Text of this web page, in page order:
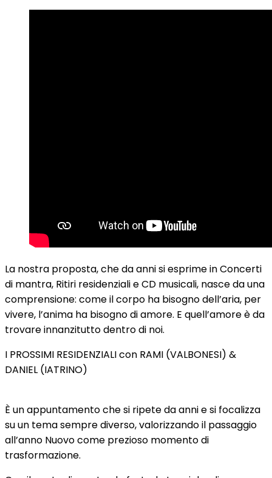
La nostra proposta, che da anni si esprime in Concerti
di mantra, Ritiri residenziali e CD musicali, nasce da una
comprensione: come il corpo ha bisogno dell’aria, per
vivere, l’anima ha bisogno di amore. E quell’amore è da
trovare innanzitutto dentro di noi.
I PROSSIMI RESIDENZIALI con RAMI (VALBONESI) &
DANIEL (IATRINO)
È un appuntamento che si ripete da anni e si focalizza
su un tema sempre diverso, valorizzando il passaggio
all’anno Nuovo come prezioso momento di
trasformazione.